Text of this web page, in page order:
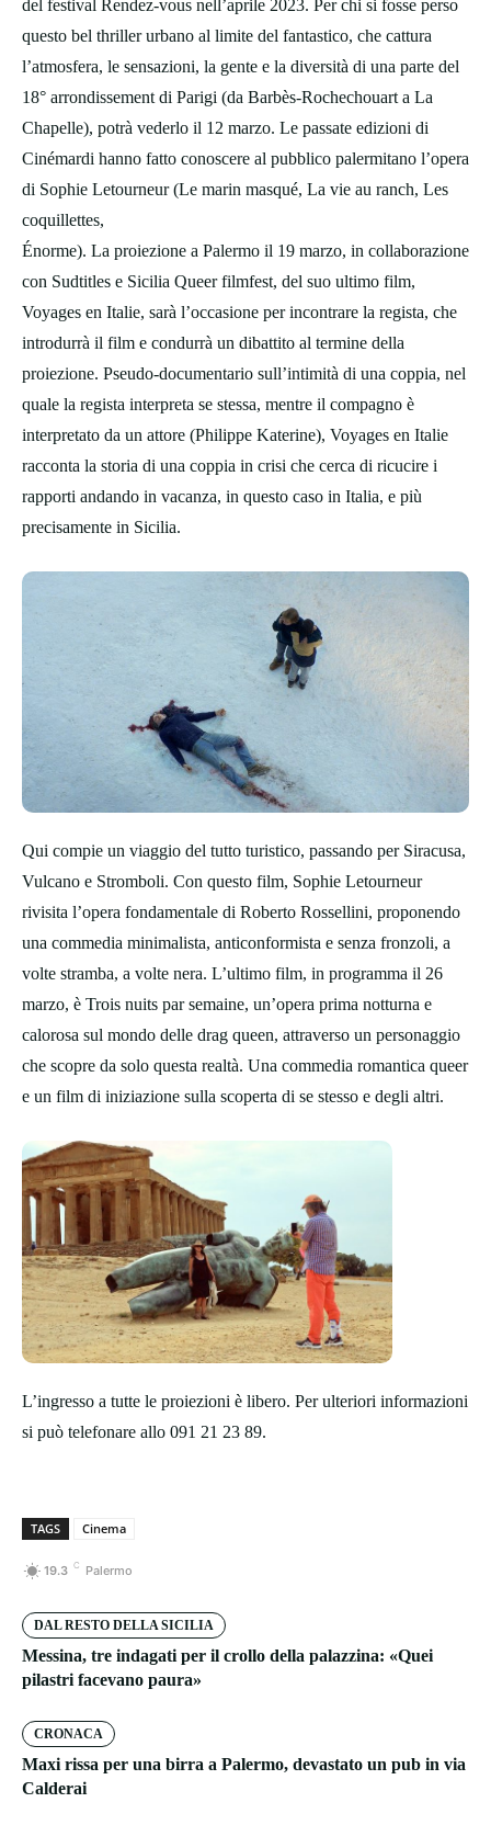
del festival Rendez-vous nell’aprile 2023. Per chi si fosse perso
questo bel thriller urbano al limite del fantastico, che cattura
l’atmosfera, le sensazioni, la gente e la diversità di una parte del
18° arrondissement di Parigi (da Barbès-Rochechouart a La
Chapelle), potrà vederlo il 12 marzo. Le passate edizioni di
Cinémardi hanno fatto conoscere al pubblico palermitano l’opera
di Sophie Letourneur (Le marin masqué, La vie au ranch, Les
coquillettes,
Énorme). La proiezione a Palermo il 19 marzo, in collaborazione
con Sudtitles e Sicilia Queer filmfest, del suo ultimo film,
Voyages en Italie, sarà l’occasione per incontrare la regista, che
introdurrà il film e condurrà un dibattito al termine della
proiezione. Pseudo-documentario sull’intimità di una coppia, nel
quale la regista interpreta se stessa, mentre il compagno è
interpretato da un attore (Philippe Katerine), Voyages en Italie
racconta la storia di una coppia in crisi che cerca di ricucire i
rapporti andando in vacanza, in questo caso in Italia, e più
precisamente in Sicilia.
Qui compie un viaggio del tutto turistico, passando per Siracusa,
Vulcano e Stromboli. Con questo film, Sophie Letourneur
rivisita l’opera fondamentale di Roberto Rossellini, proponendo
una commedia minimalista, anticonformista e senza fronzoli, a
volte stramba, a volte nera. L’ultimo film, in programma il 26
marzo, è Trois nuits par semaine, un’opera prima notturna e
calorosa sul mondo delle drag queen, attraverso un personaggio
che scopre da solo questa realtà. Una commedia romantica queer
e un film di iniziazione sulla scoperta di se stesso e degli altri.
L’ingresso a tutte le proiezioni è libero. Per ulteriori informazioni
si può telefonare allo 091 21 23 89.
TAGS Cinema
19.3 C Palermo
DAL RESTO DELLA SICILIA
Messina, tre indagati per il crollo della palazzina: «Quei
pilastri facevano paura»
CRONACA
Maxi rissa per una birra a Palermo, devastato un pub in via
Calderai